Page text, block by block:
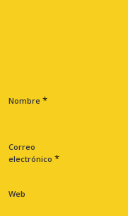
Nombre *
Correo
electrónico *
Web